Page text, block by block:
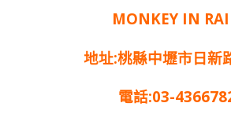
MONKEY IN
地址:桃縣中壢市日新
電話:03-